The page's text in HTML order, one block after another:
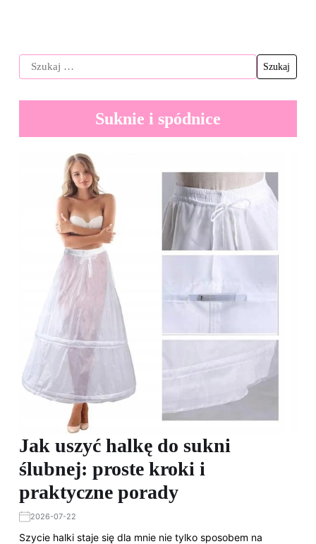
Suknie i spódnice
Jak uszyć halkę do sukni
ślubnej: proste kroki i
praktyczne porady
2026-07-22
Szycie halki staje się dla mnie nie tylko sposobem na